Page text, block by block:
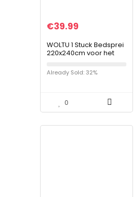
€39.99
WOLTU 1 Stuck Bedsprei
220x240cm voor het
Dekbedovertrek in
Polyester,Donkergrijs+G
Already Sold: 32%
0